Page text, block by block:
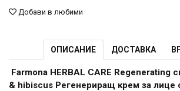
Добави в любими
ОПИСАНИЕ ДОСТАВКА
Farmona HERBAL CARE Regenerating
& hibiscus Регенериращ крем за лице